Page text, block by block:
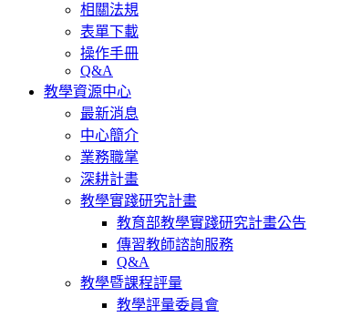
相關法規
表單下載
操作手冊
Q&A
教學資源中心
最新消息
中心簡介
業務職掌
深耕計畫
教學實踐研究計畫
教育部教學實踐研究計畫公告
傳習教師諮詢服務
Q&A
教學暨課程評量
教學評量委員會